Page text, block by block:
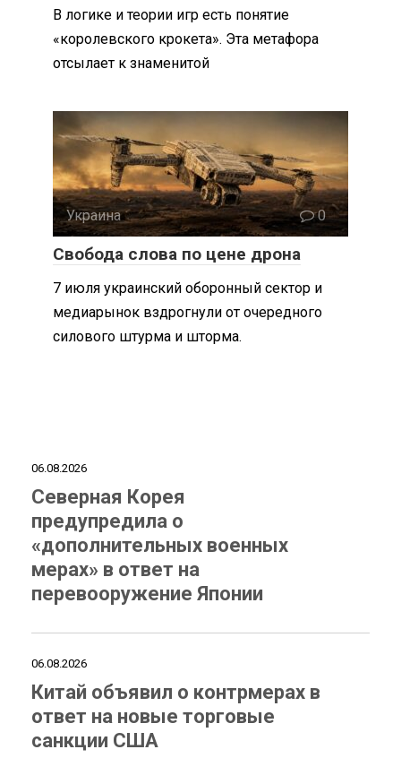
В логике и теории игр есть понятие
«королевского крокета». Эта метафора
отсылает к знаменитой
Украина 0
Свобода слова по цене дрона
7 июля украинский оборонный сектор и
медиарынок вздрогнули от очередного
силового штурма и шторма.
06.08.2026
Северная Корея
предупредила о
«дополнительных военных
мерах» в ответ на
перевооружение Японии
06.08.2026
Китай объявил о контрмерах в
ответ на новые торговые
санкции США